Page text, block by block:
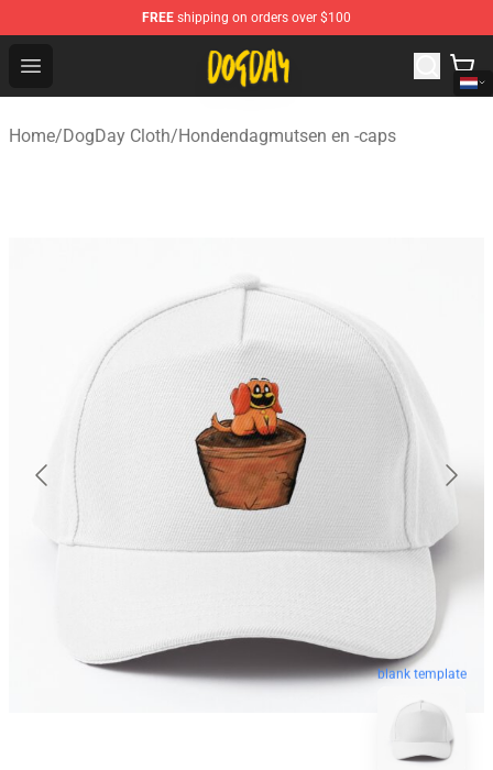
FREE shipping on orders over $100
Open menu
DogDay Store - Official DogDay Merchandise Shop
Home/DogDay Cloth/Hondendagmutsen en -caps
blank template